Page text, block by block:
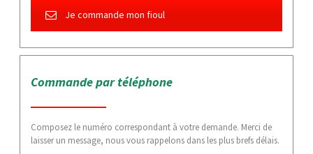
Je commande mon fioul
Commande par téléphone
Composez le numéro correspondant à votre demande. Merci de
laisser un message, nous vous rappelons dans les plus brefs délais.